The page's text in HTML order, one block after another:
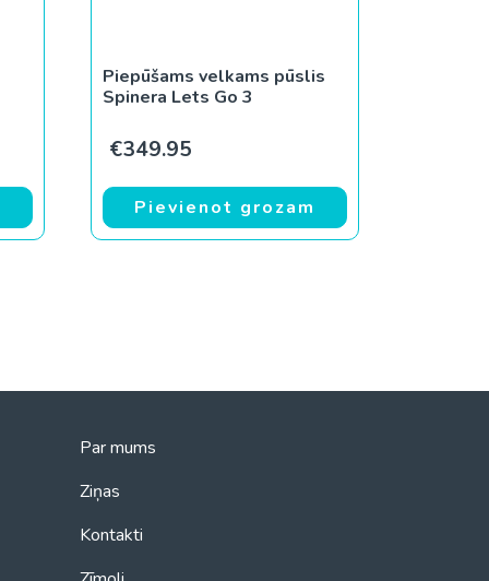
was: €369.99.
price is: €329.99.
Piepūšams velkams pūslis
Spinera Lets Go 3
€349.95
Pievienot grozam
Par mums
Ziņas
Kontakti